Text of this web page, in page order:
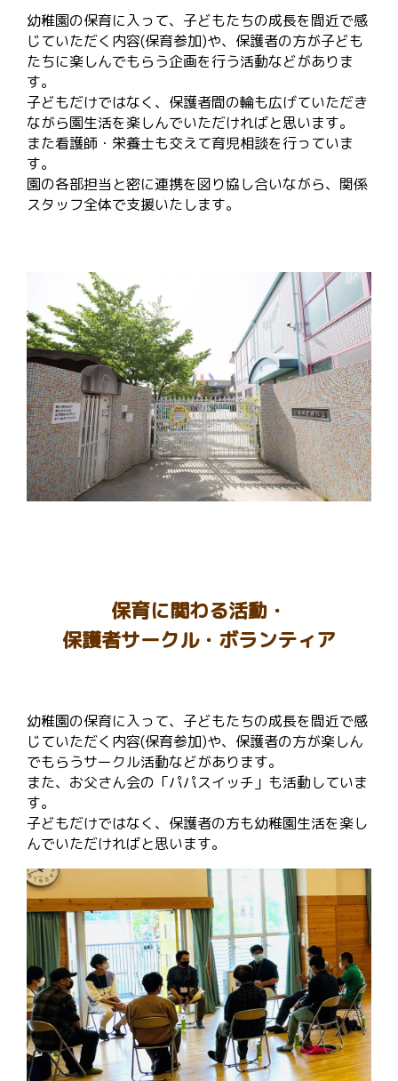
幼稚園の保育に入って、子どもたちの成長を間近で感
じていただく内容(保育参加)や、保護者の方が子ども
たちに楽しんでもらう企画を行う活動などがありま
す。
子どもだけではなく、保護者間の輪も広げていただき
ながら園生活を楽しんでいただければと思います。
また看護師・栄養士も交えて育児相談を行っていま
す。
園の各部担当と密に連携を図り協し合いながら、関係
スタッフ全体で支援いたします。
保育に関わる活動・
保護者サークル・ボランティア
幼稚園の保育に入って、子どもたちの成長を間近で感
じていただく内容(保育参加)や、保護者の方が楽しん
でもらうサークル活動などがあります。
また、お父さん会の「パパスイッチ」も活動していま
す。
子どもだけではなく、保護者の方も幼稚園生活を楽し
んでいただければと思います。